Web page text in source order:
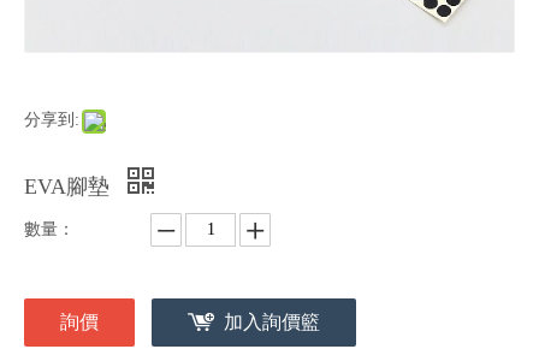
分享到:
EVA腳墊
數量：
詢價 加入詢價籃